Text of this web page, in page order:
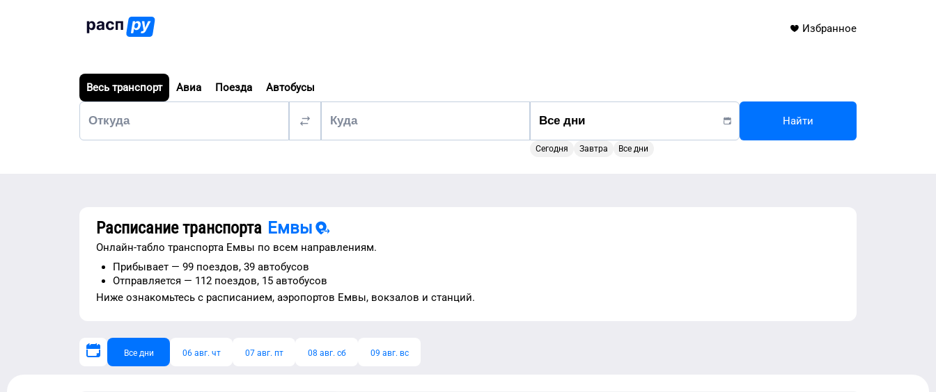
Избранное
Весь транспорт Авиа Поезда Автобусы
Сегодня Завтра Все дни
Найти
Расписание транспорта Емвы
Онлайн-табло транспорта Емвы по всем направлениям.
Прибывает — 99 поездов, 39 автобусов
Отправляется — 112 поездов, 15 автобусов
Ниже ознакомьтесь с расписанием, аэропортов Емвы, вокзалов и станций.
Все дни 06 авг. чт 07 авг. пт 08 авг. сб 09 авг. вс